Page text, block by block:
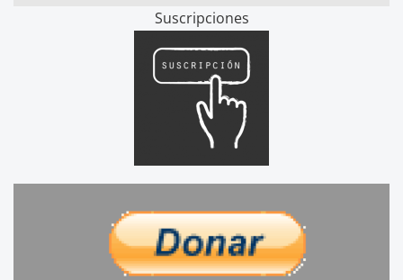
Suscripciones